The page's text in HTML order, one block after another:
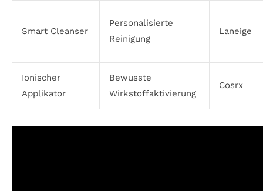
Smart Cleanser
Personalisierte
Reinigung
Laneige
Ionischer
Applikator
Bewusste
Wirkstoffaktivierung
Cosrx